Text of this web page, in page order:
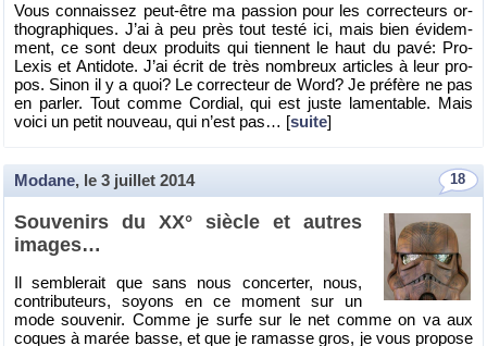
Vous connais­sez peut-être ma pas­sion pour les cor­rec­teurs or­
tho­gra­phiques. J’ai à peu près tout testé ici, mais bien évi­dem­
ment, ce sont deux pro­duits qui tiennent le haut du pavé: Pro­
Lexis et An­ti­dote. J’ai écrit de très nom­breux ar­ticles à leur pro­
pos. Sinon il y a quoi? Le cor­rec­teur de Word? Je pré­fère ne pas
en par­ler. Tout comme Cor­dial, qui est juste la­men­table. Mais
voici un petit nou­veau, qui n’est pas… [suite]
18
Modane, le 3 juillet 2014
Sou­ve­nirs du XX° siècle et autres
images…
Il sem­ble­rait que sans nous concer­ter, nous,
contri­bu­teurs, soyons en ce mo­ment sur un
mode sou­ve­nir. Comme je surfe sur le net comme on va aux
coques à marée basse, et que je ra­masse gros, je vous pro­pose